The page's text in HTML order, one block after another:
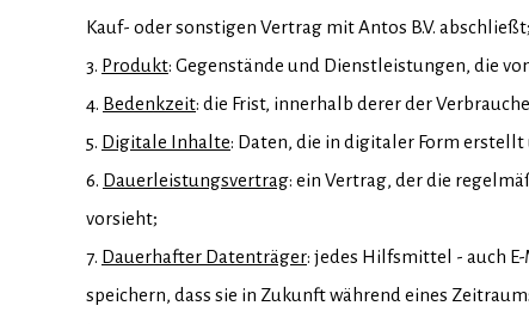
Kauf- oder sonstigen Vertrag mit Antos B.V. abschließt;
3. Produkt: Gegenstände und Dienstleistungen, die
4. Bedenkzeit: die Frist, innerhalb derer der
5. Digitale Inhalte: Daten, die in digitaler Form
6. Dauerleistungsvertrag: ein Vertrag, der die
vorsieht;
7. Dauerhafter Datenträger: jedes Hilfsmittel - auch
speichern, dass sie in Zukunft während eines